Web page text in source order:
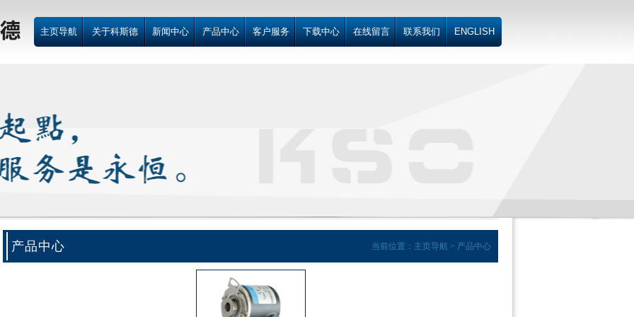
主页导航 关于科斯德 新闻中心 产品中心 客户服务 下载中心 在线留言 联系我们 ENGLISH
产品中心 当前位置：主页导航 > 产品中心